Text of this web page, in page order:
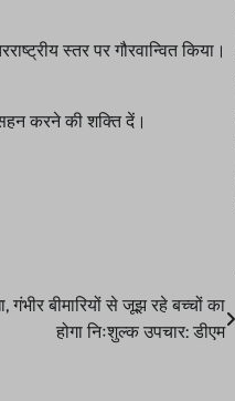
स्तर पर गौरवान्वित किया।
करने की शक्ति दें।
गंभीर बीमारियों से जूझ रहे बच्चों का
होगा निःशुल्क उपचार: डीएम